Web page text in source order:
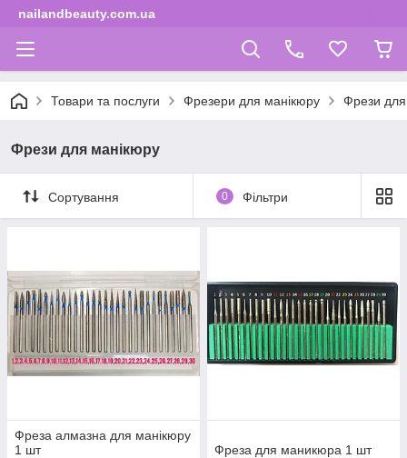
nailandbeauty.com.ua
Товари та послуги Фрезери для манікюру Фрези
Фрези для манікюру
Сортування 0 Фільтри
Фреза алмазна для манікюру
1 шт
Фреза для маникюра 1 шт